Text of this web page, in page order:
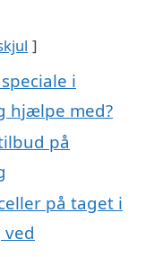
i
hjælpe med?
på
på taget i